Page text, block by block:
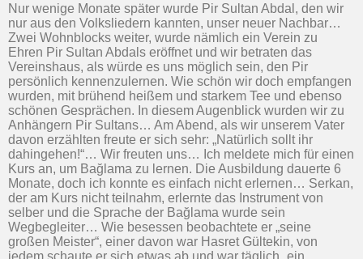
Nur wenige Monate später wurde Pir Sultan Abdal, den wir
nur aus den Volksliedern kannten, unser neuer Nachbar…
Zwei Wohnblocks weiter, wurde nämlich ein Verein zu
Ehren Pir Sultan Abdals eröffnet und wir betraten das
Vereinshaus, als würde es uns möglich sein, den Pir
persönlich kennenzulernen. Wie schön wir doch empfangen
wurden, mit brühend heißem und starkem Tee und ebenso
schönen Gesprächen. In diesem Augenblick wurden wir zu
Anhängern Pir Sultans… Am Abend, als wir unserem Vater
davon erzählten freute er sich sehr: „Natürlich sollt ihr
dahingehen!“… Wir freuten uns… Ich meldete mich für einen
Kurs an, um Bağlama zu lernen. Die Ausbildung dauerte 6
Monate, doch ich konnte es einfach nicht erlernen… Serkan,
der am Kurs nicht teilnahm, erlernte das Instrument von
selber und die Sprache der Bağlama wurde sein
Wegbegleiter… Wie besessen beobachtete er „seine
großen Meister“, einer davon war Hasret Gültekin, von
jedem schaute er sich etwas ab und war täglich „ein